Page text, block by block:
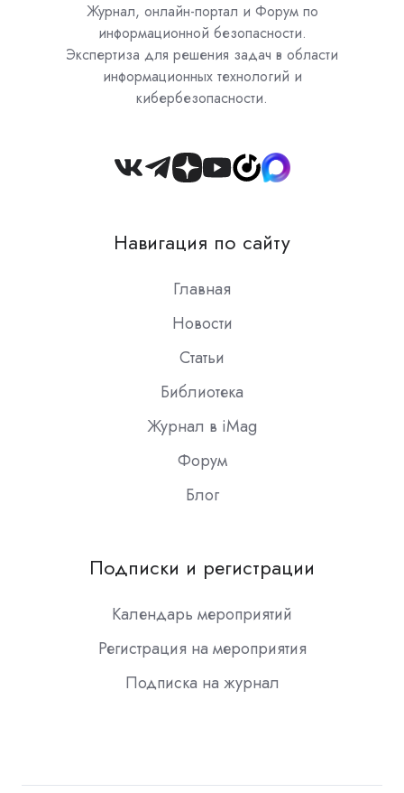
Журнал, онлайн-портал и Форум по
информационной безопасности.
Экспертиза для решения задач в области
информационных технологий и
кибербезопасности.
Join
Slack
Навигация по сайту
Главная
Новости
Статьи
Библиотека
Журнал в iMag
Форум
Блог
Подписки и регистрации
Календарь мероприятий
Регистрация на мероприятия
Подписка на журнал